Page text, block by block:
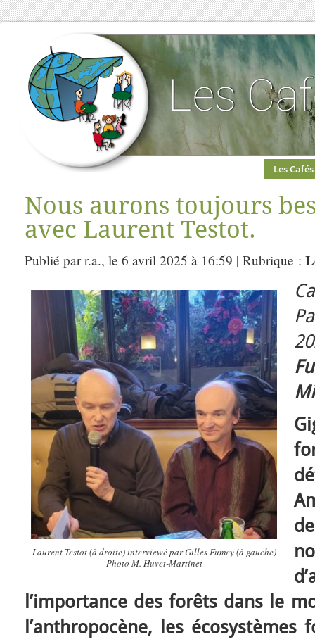
Les Cafés
Nous aurons toujours
avec Laurent Testot.
Publié par r.a., le 6 avril 2025 à 16:59 | Rubrique :
Laurent Testot (à droite) interviewé par Gilles Fumey (à gauche)
Photo M. Huvet-Martinet
l’importance des forêts dans le
l’anthropocène, les